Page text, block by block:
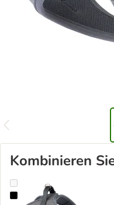
Kombinieren
TIAKI Geschirr Wave Vest,